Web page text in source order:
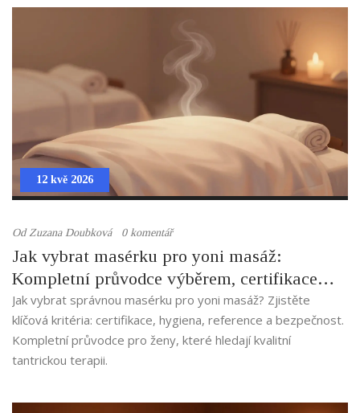
12 kvě 2026
Od Zuzana Doubková 0 komentář
Jak vybrat masérku pro yoni masáž:
Kompletní průvodce výběrem, certifikacemi
a bezpečností
Jak vybrat správnou masérku pro yoni masáž? Zjistěte
klíčová kritéria: certifikace, hygiena, reference a bezpečnost.
Kompletní průvodce pro ženy, které hledají kvalitní
tantrickou terapii.